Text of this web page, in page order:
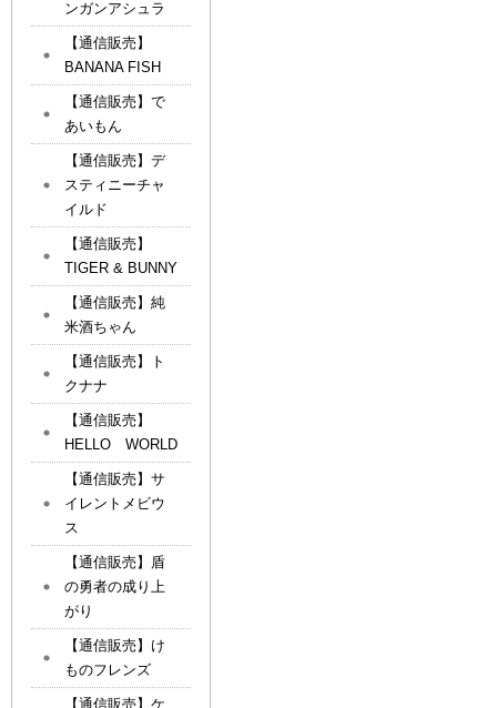
ンガンアシュラ
【通信販売】
BANANA FISH
【通信販売】で
あいもん
【通信販売】デ
スティニーチャ
イルド
【通信販売】
TIGER & BUNNY
【通信販売】純
米酒ちゃん
【通信販売】ト
クナナ
【通信販売】
HELLO WORLD
【通信販売】サ
イレントメビウ
ス
【通信販売】盾
の勇者の成り上
がり
【通信販売】け
ものフレンズ
【通信販売】ケ